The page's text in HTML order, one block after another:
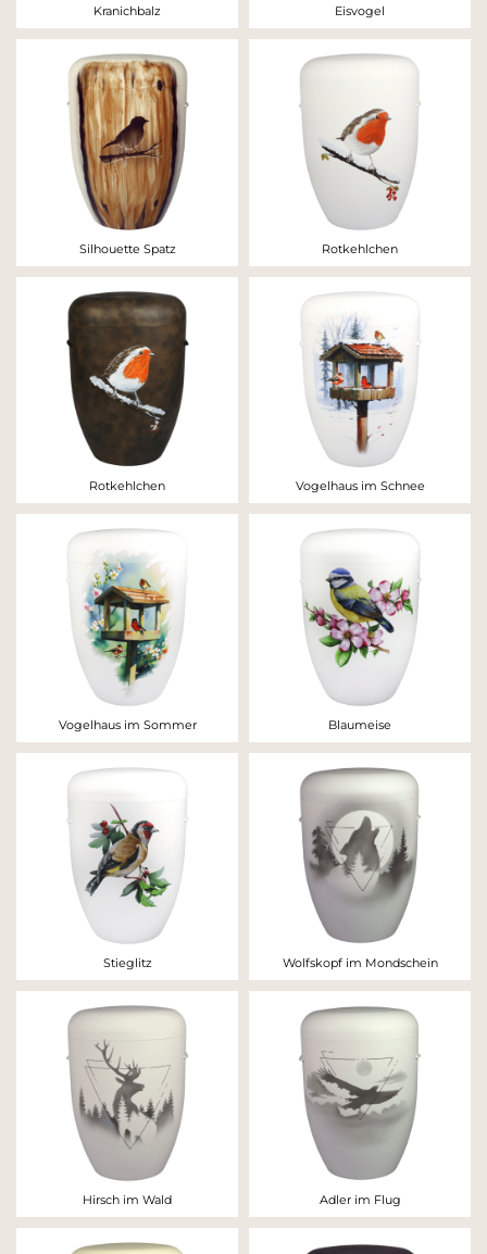
Kranichbalz Eisvogel
Silhouette Spatz Rotkehlchen
Rotkehlchen Vogelhaus im Schnee
Vogelhaus im Sommer Blaumeise
Stieglitz Wolfskopf im Mondschein
Hirsch im Wald Adler im Flug